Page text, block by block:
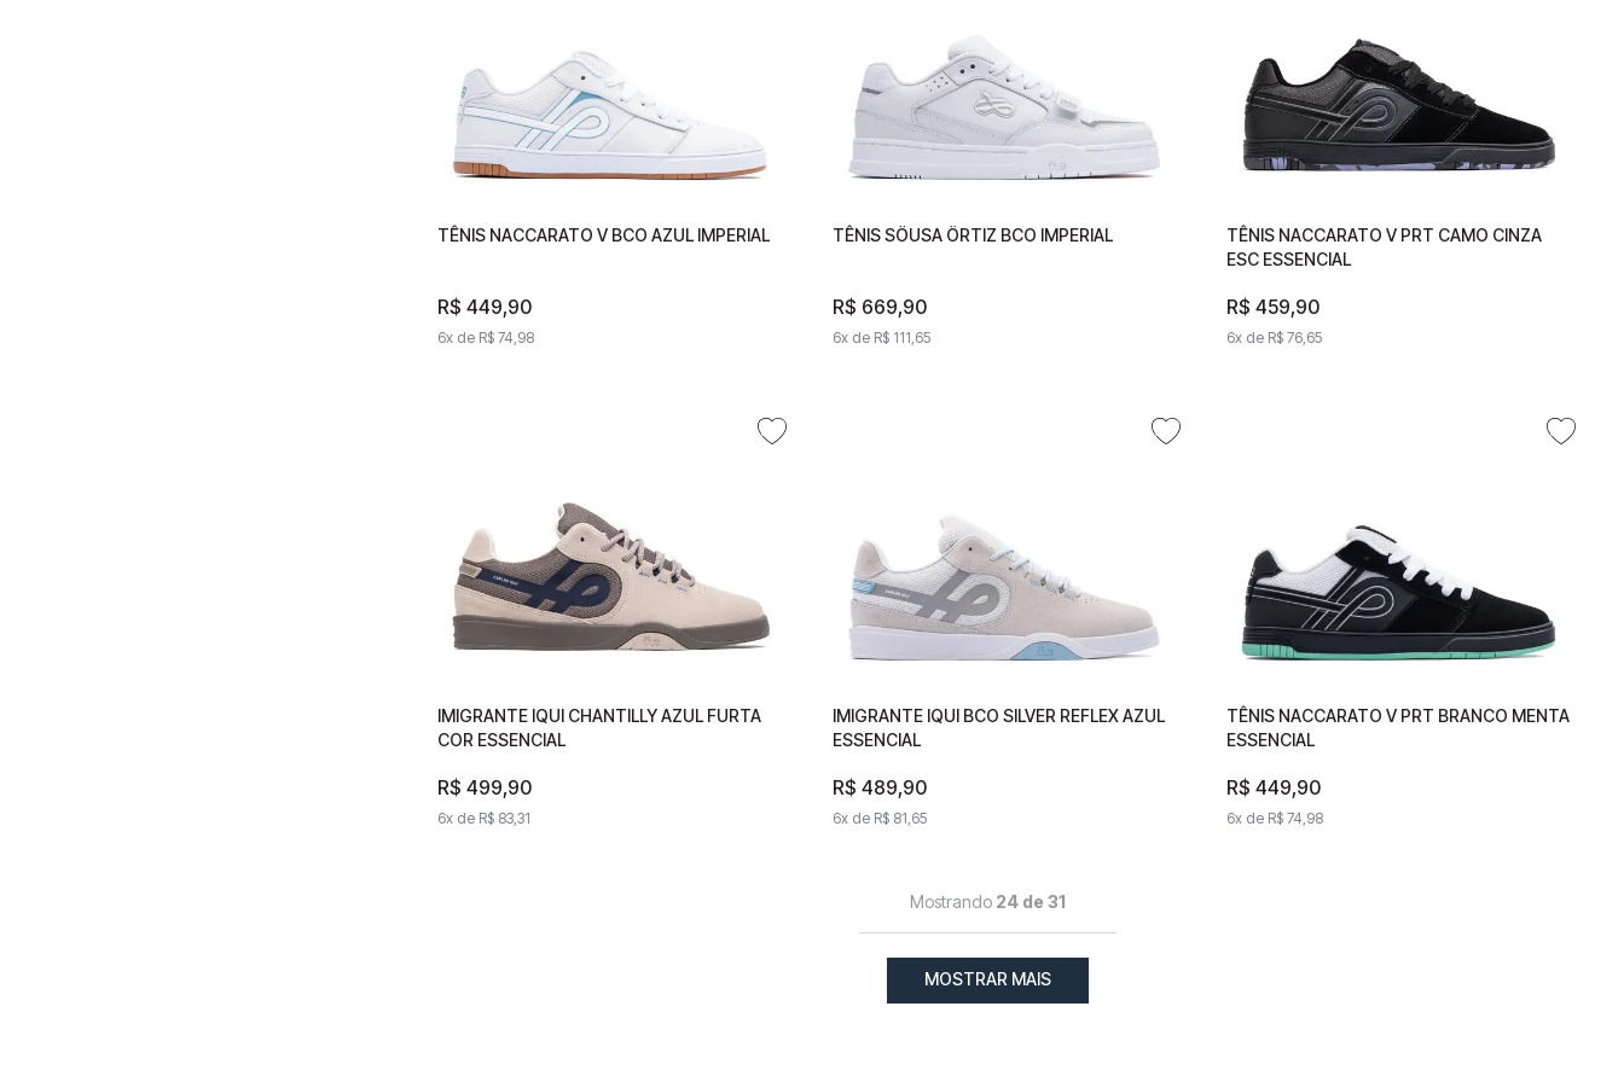
TÊNIS NACCARATO V BCO AZUL IMPERIAL
R$ 449,90
6x de R$ 74 98
TÊNIS NACCARATO V BCO AZUL
R$ 449,
6x deR$ 74
TÊNIS SÖUSA ÖRTIZ BCO IMPERIAL
R$ 669,90
6x de R$ 111 65
TÊNIS SÖUSA ÖRTIZ BCO IMPERIAL
R$ 669
6 x deR$ 111
TÊNIS NACCARATO V PRT CAMO CINZA
ESC ESSENCIAL
R$ 459,90
6x de R$ 76 65
TÊNIS NACCARATO V PRT CAMO
CINZA ESC ESSENCIAL
R$ 459,
6x deR$ 76
IMIGRANTE IQUI CHANTILLY AZUL FURTA
COR ESSENCIAL
R$ 499,90
6x de R$ 83 31
IMIGRANTE IQUI CHANTILLY AZUL
FURTA COR ESSENCIAL
R$ 499,
6x deR$ 83
IMIGRANTE IQUI BCO SILVER REFLEX AZUL
ESSENCIAL
R$ 489,90
6x de R$ 81 65
IMIGRANTE IQUI BCO SILVER REFLEX
AZUL ESSENCIAL
R$ 489,90
6x deR$ 81
TÊNIS NACCARATO V PRT BRANCO MENTA
ESSENCIAL
R$ 449,90
6x de R$ 74 98
TÊNIS NACCARATO V PRT BRANCO
MENTA ESSENCIAL
R$ 449,
6x deR$ 74
Mostrando 24 de 31
MOSTRAR MAIS